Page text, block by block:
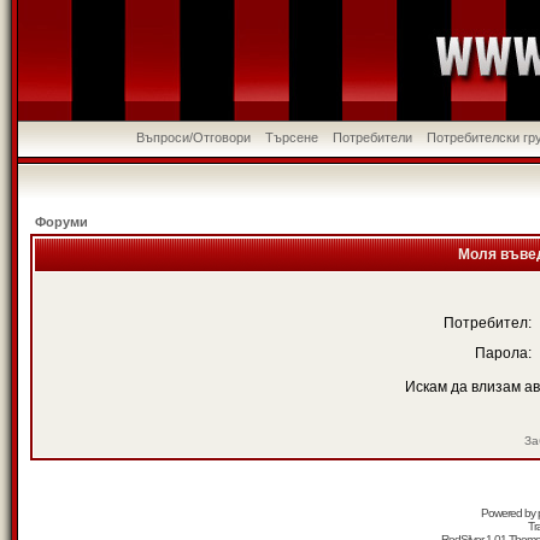
Въпроси/Отговори Търсене Потребители Потребителски
Форуми
Моля
Потребител:
Парола:
Искам да влизам
Powered by